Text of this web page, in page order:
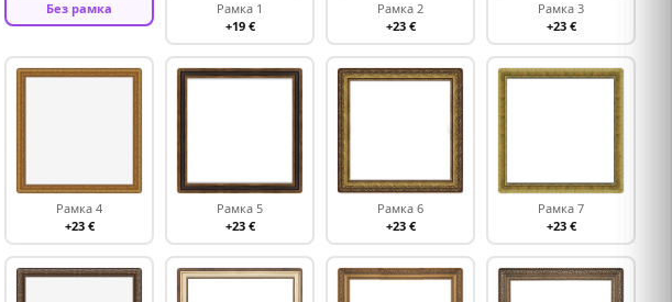
Без рамка
Рамка 1
+19 €
Рамка 2
+23 €
Рамка 3
+23 €
Рамка 4
+23 €
Рамка 5
+23 €
Рамка 6
+23 €
Рамка 7
+23 €